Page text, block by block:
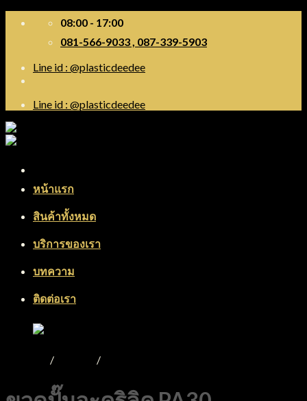
08:00 - 17:00
081-566-9033 , 087-339-5903
Line id : @plasticdeedee
Line id : @plasticdeedee
หน้าแรก
สินค้าทั้งหมด
บริการของเรา
บทความ
ติดต่อเรา
/ /